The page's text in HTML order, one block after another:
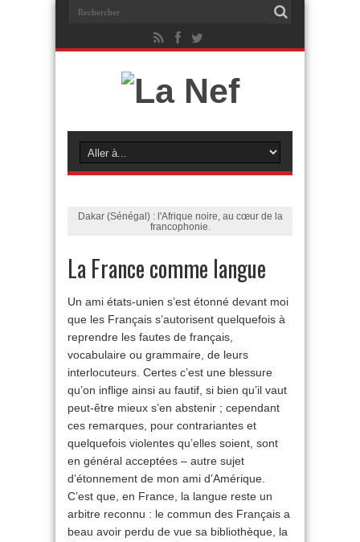
Dakar (Sénégal) : l'Afrique noire, au cœur de la
francophonie.
La France comme langue
Un ami états-unien s’est étonné devant moi
que les Français s’autorisent quelquefois à
reprendre les fautes de français,
vocabulaire ou grammaire, de leurs
interlocuteurs. Certes c’est une blessure
qu’on inflige ainsi au fautif, si bien qu’il vaut
peut-être mieux s’en abstenir ; cependant
ces remarques, pour contrariantes et
quelquefois violentes qu’elles soient, sont
en général acceptées – autre sujet
d’étonnement de mon ami d’Amérique.
C’est que, en France, la langue reste un
arbitre reconnu : le commun des Français a
beau avoir perdu de vue sa bibliothèque, la